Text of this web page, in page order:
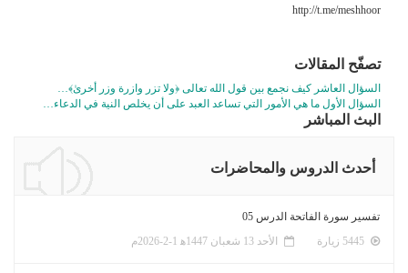
http://t.me/meshhoor
تصفّح المقالات
السؤال العاشر كيف نجمع بين قول الله تعالى ﴿ولا تزر وازرة وزر أخرىٰ﴾…
السؤال الأول ما هي الأمور التي تساعد العبد على أن يخلص النية في الدعاء…
البث المباشر
أحدث الدروس والمحاضرات
تفسير سورة الفاتحة الدرس 05
الأحد 13 شعبان 1447ﻫ 1-2-2026م